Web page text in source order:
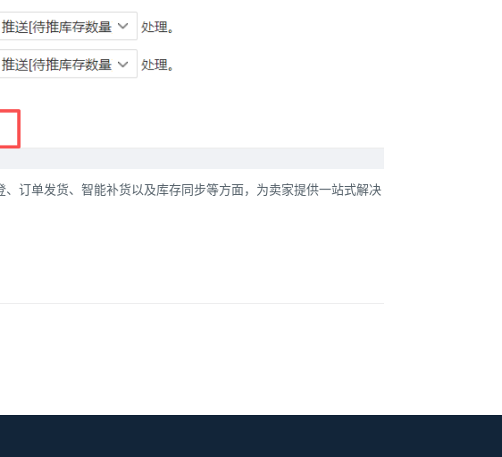
订单发货、智能补货以及库存同步等方面，为卖家提供一站式解决